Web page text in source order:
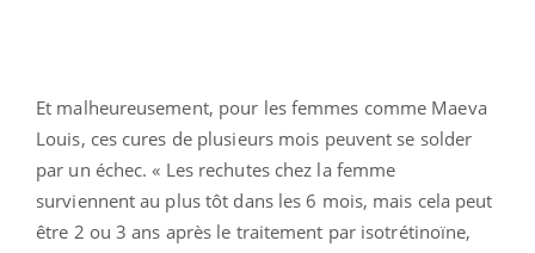
Et malheureusement, pour les femmes comme Maeva
Louis, ces cures de plusieurs mois peuvent se solder
par un échec. « Les rechutes chez la femme
surviennent au plus tôt dans les 6 mois, mais cela peut
être 2 ou 3 ans après le traitement par isotrétinoïne,